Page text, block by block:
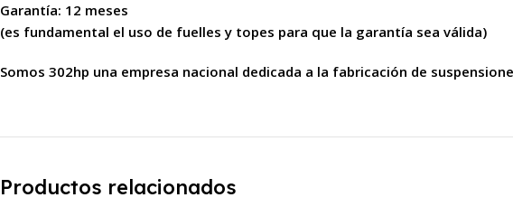
Garantía: 12 meses
(es fundamental el uso de fuelles y topes para que la garantía sea válida)
Somos 302hp una empresa nacional dedicada a la fabricación de
Productos relacionados